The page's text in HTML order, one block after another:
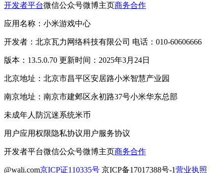
开发者平台微信公众号微博主页商务合作
应用名称：小米游戏中心
开发者：北京瓦力网络科技有限公司 电话：010-60606666
版本：13.5.0.70 更新时间：2025年3月24日
北京地址：北京市昌平区安居路小米智慧产业园
南京地址：南京市建邺区永初路37号小米华东总部
未成年人防沉迷系统米币
用户应用权限隐私协议用户服务协议
开发者平台微信公众号微博主页商务合作
@wali.com京ICP证110335号 京ICP备17017388号-1营业执照